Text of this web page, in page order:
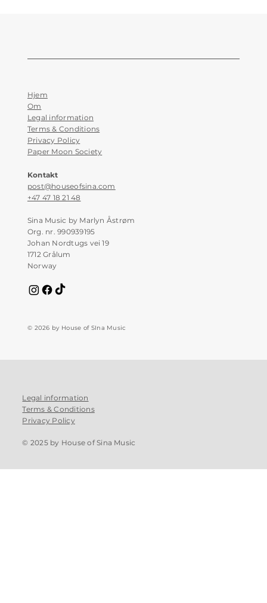
Kontakt
post@houseofsina.com
+47 47 18 21 48
Sina Music by Marlyn Åstrøm
Org. nr. 990939195
Johan Nordtugs vei 19
1712 Grålum
Norway
Hjem
Om
Legal information
Terms & Conditions
Privacy Policy
Paper Moon Society
© 2026 by House of SIna Music
Legal information
Terms & Conditions
Privacy Policy
© 2025 by House of Sina Music